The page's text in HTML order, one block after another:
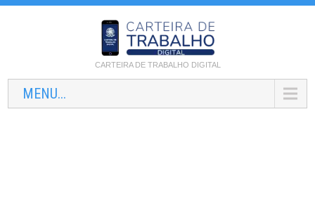
CARTEIRA DE TRABALHO DIGITAL
MENU...